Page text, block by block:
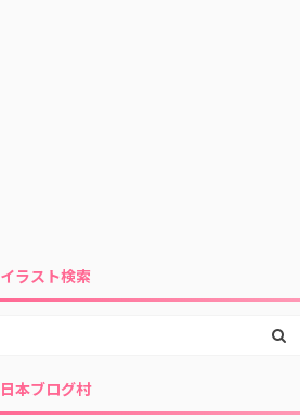
イラスト検索
日本ブログ村